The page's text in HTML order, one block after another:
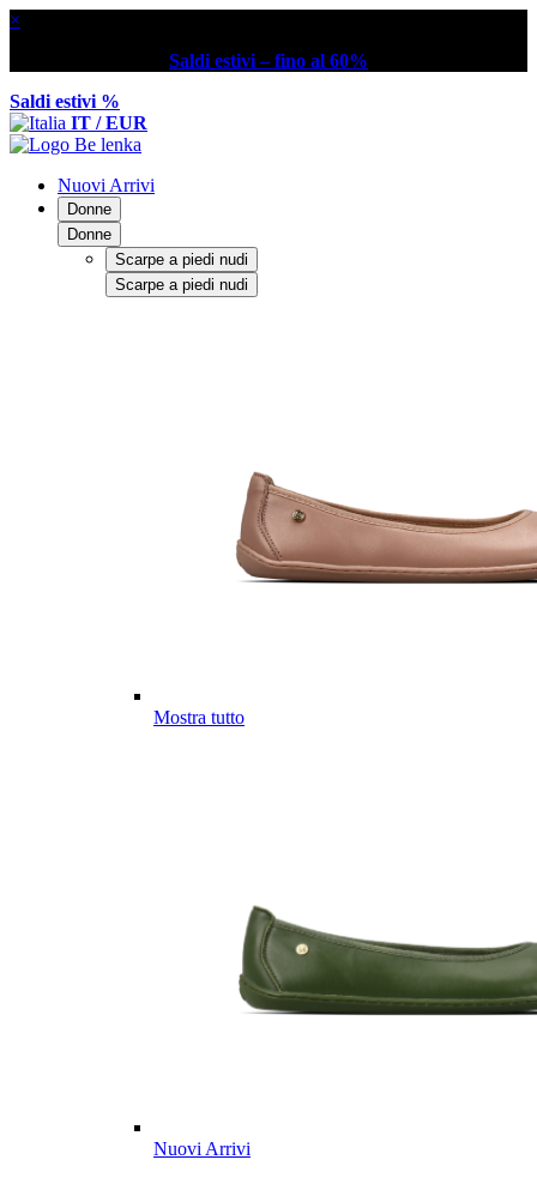
×
Saldi estivi – fino al 60%
Saldi estivi %
IT / EUR
Nuovi Arrivi
Donne
Donne
Scarpe a piedi nudi
Scarpe a piedi nudi
Mostra tutto
Nuovi Arrivi